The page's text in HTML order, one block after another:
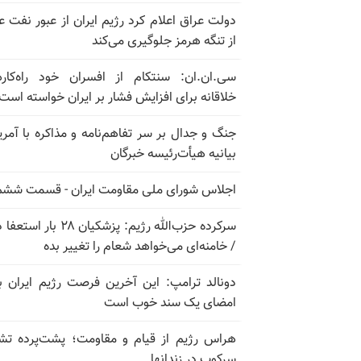
دولت عراق اعلام کرد رژیم ایران از عبور نفت
از تنگه هرمز جلوگیری می‌کند
سی.ان.ان: سنتکام از افسران خود
خلاقانه برای افزایش فشار بر ایران خواسته
جنگ و جدال بر سر تفاهم‌نامه و مذاکره با
بیانیه هیأت‌رئیسه خبرگان
اجلاس شورای ملی مقاومت ایران - قسمت
سرکرده حزب‌الله رژیم: پزشکیان ۲۸
/ خامنه‌ای می‌خواهد شعام را تغییر بده
دونالد ترامپ: این آخرین فرصت رژیم ایران
امضای یک سند خوب است
هراس رژیم از قیام و مقاومت؛ پشت‌پرده